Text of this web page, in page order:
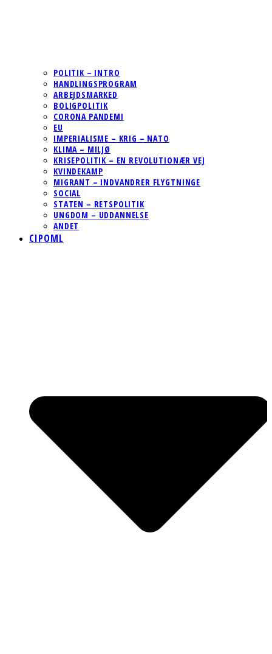
POLITIK – INTRO
HANDLINGSPROGRAM
ARBEJDSMARKED
BOLIGPOLITIK
CORONA PANDEMI
EU
IMPERIALISME – KRIG – NATO
KLIMA – MILJØ
KRISEPOLITIK – EN REVOLUTIONÆR VEJ
KVINDEKAMP
MIGRANT – INDVANDRER FLYGTNINGE
SOCIAL
STATEN – RETSPOLITIK
UNGDOM – UDDANNELSE
ANDET
CIPOML